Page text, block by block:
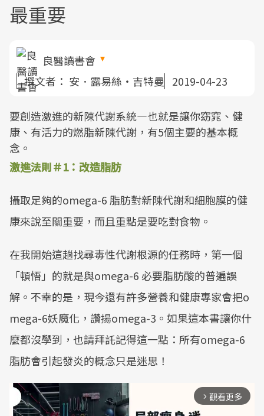
最重要
良醫讀書會
撰文者： 安．露易絲‧吉特曼 2019-04-23
要創造激進的新陳代謝系統—也就是讓你窈窕、健
康、有活力的燃脂新陳代謝，有5個主要的基本概
念。
激進法則＃1：改造脂肪
攝取足夠的omega-6 脂肪對新陳代謝和細胞膜的健
康來說至關重要，而且重點是要吃對食物。
在我開始這趟找尋毒性代謝根源的任務時，第一個
「頓悟」的就是與omega-6 必要脂肪酸的普遍誤
解。不幸的是，現今還有許多營養和健康專家會把o
mega-6妖魔化，讚揚omega-3。如果這本書讓你什
麼都沒學到，也請拜託記得這一點：所有omega-6
脂肪會引起發炎的概念只是迷思！
arrow_forward_ios 觀看更多